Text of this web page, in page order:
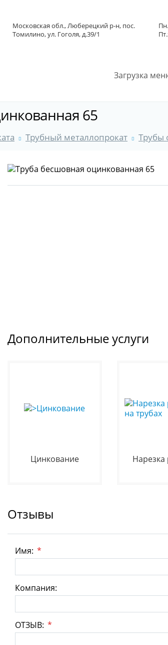
Московская обл., Люберецкий р-н, пос.
Томилино, ул. Гоголя, д.39/1
Загрузка
65
Трубный металлопрокат Трубы
Дополнительные услуги
Цинкование Нарезка
Отзывы
Имя: *
Компания:
ОТЗЫВ: *